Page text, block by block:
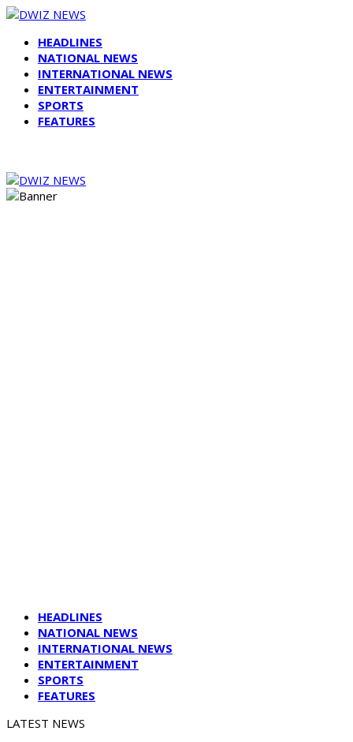
HEADLINES
NATIONAL NEWS
INTERNATIONAL NEWS
ENTERTAINMENT
SPORTS
FEATURES
HEADLINES
NATIONAL NEWS
INTERNATIONAL NEWS
ENTERTAINMENT
SPORTS
FEATURES
LATEST NEWS